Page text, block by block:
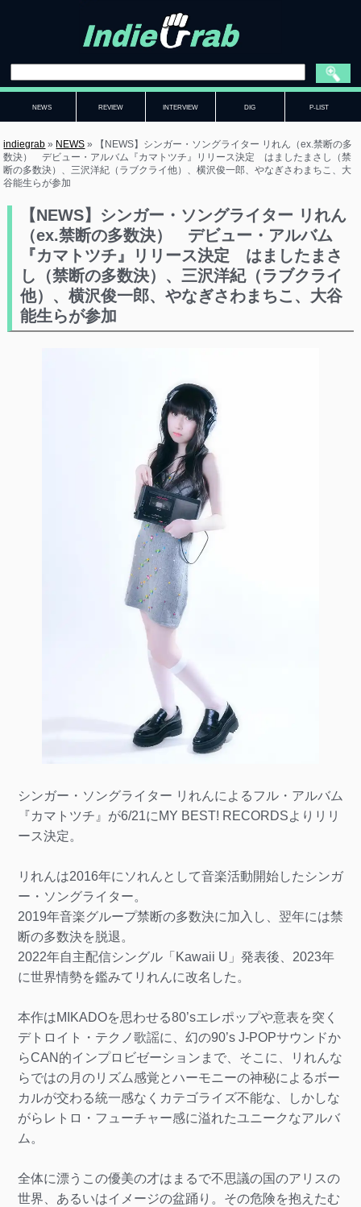
NEWS REVIEW INTERVIEW DIG P-LIST
indiegrab » NEWS »
【NEWS】シンガー・ソングライター リれん（ex.禁断の多
数決） デビュー・アルバム『カマトツチ』リリース決定 はましたまさし（禁
断の多数決）、三沢洋紀（ラブクライ他）、横沢俊一郎、やなぎさわまちこ、大
谷能生らが参加
【NEWS】シンガー・ソングライター リれん
（ex.禁断の多数決） デビュー・アルバム
『カマトツチ』リリース決定 はましたまさ
し（禁断の多数決）、三沢洋紀（ラブクライ
他）、横沢俊一郎、やなぎさわまちこ、大谷
能生らが参加
シンガー・ソングライター リれんによるフル・アルバム
『カマトツチ』が6/21にMY BEST! RECORDSよりリリ
ース決定。
リれんは2016年にソれんとして音楽活動開始したシンガ
ー・ソングライター。
2019年音楽グループ禁断の多数決に加入し、翌年には禁
断の多数決を脱退。
2022年自主配信シングル「Kawaii U」発表後、2023年
に世界情勢を鑑みてリれんに改名した。
本作はMIKADOを思わせる80’sエレポップや意表を突く
デトロイト・テクノ歌謡に、幻の90’s J-POPサウンドか
らCAN的インプロビゼーションまで、そこに、リれんな
らではの月のリズム感覚とハーモニーの神秘によるボー
カルが交わる統一感なくカテゴライズ不能な、しかしな
がらレトロ・フューチャー感に溢れたユニークなアルバ
ム。
全体に漂うこの優美の才はまるで不思議の国のアリスの
世界、あるいはイメージの盆踊り。その危険を抱えたむ